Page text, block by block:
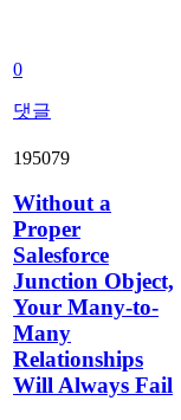
0
댓글
195079
Without a
Proper
Salesforce
Junction Object,
Your Many-to-
Many
Relationships
Will Always Fail